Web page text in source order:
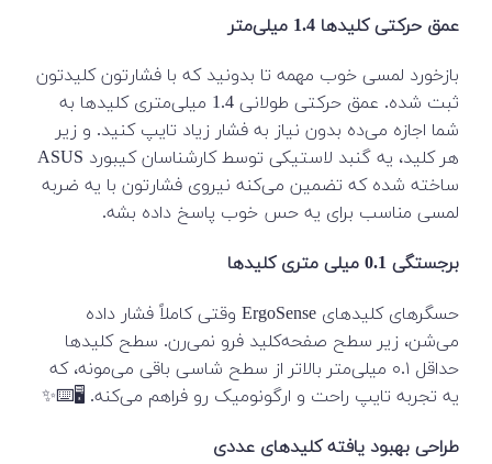
عمق حرکتی کلیدها 1.4 میلی‌متر
بازخورد لمسی خوب مهمه تا بدونید که با فشارتون کلیدتون
ثبت شده. عمق حرکتی طولانی 1.4 میلی‌متری کلیدها به
شما اجازه می‌ده بدون نیاز به فشار زیاد تایپ کنید. و زیر
هر کلید، یه گنبد لاستیکی توسط کارشناسان کیبورد ASUS
ساخته شده که تضمین می‌کنه نیروی فشارتون با یه ضربه
لمسی مناسب برای یه حس خوب پاسخ داده بشه.
برجستگی 0.1 میلی متری کلید‌ها
حسگرهای کلیدهای ErgoSense وقتی کاملاً فشار داده
می‌شن، زیر سطح صفحه‌کلید فرو نمی‌رن. سطح کلیدها
حداقل ۰.۱ میلی‌متر بالاتر از سطح شاسی باقی می‌مونه، که
یه تجربه تایپ راحت و ارگونومیک رو فراهم می‌کنه. 🖥️⌨️✨
طراحی بهبود یافته کلیدهای عددی